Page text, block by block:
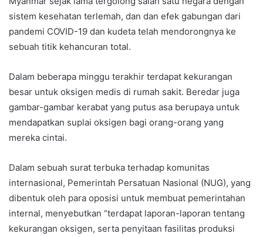
sistem kesehatan terlemah, dan dan efek gabungan dari
pandemi COVID-19 dan kudeta telah mendorongnya ke
sebuah titik kehancuran total.
Dalam beberapa minggu terakhir terdapat kekurangan
besar untuk oksigen medis di rumah sakit. Beredar juga
gambar-gambar kerabat yang putus asa berupaya untuk
mendapatkan suplai oksigen bagi orang-orang yang
mereka cintai.
Dalam sebuah surat terbuka terhadap komunitas
internasional, Pemerintah Persatuan Nasional (NUG), yang
dibentuk oleh para oposisi untuk membuat pemerintahan
internal, menyebutkan “terdapat laporan-laporan tentang
kekurangan oksigen, serta penyitaan fasilitas produksi